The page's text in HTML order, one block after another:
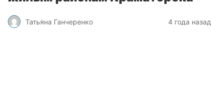
Татьяна Ганчеренко 4 года назад